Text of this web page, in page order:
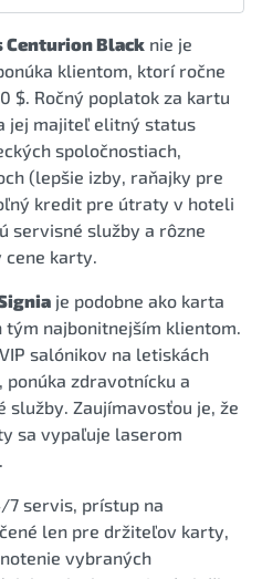
Centurion Black nie je
klientom, ktorí ročne
$. Ročný poplatok za kartu
jej majiteľ elitný status
spoločnostiach,
(lepšie izby, raňajky pre
kredit pre útraty v hoteli
servisné služby a rôzne
cene karty.
je podobne ako karta
tým najbonitnejším klientom.
salónikov na letiskách
zdravotnícku a
služby. Zaujímavosťou je, že
sa vypaľuje laserom
7 servis, prístup na
len pre držiteľov karty,
vybraných